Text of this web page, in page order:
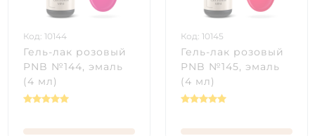
Код: 10144
Гель-лак розовый
PNB №144, эмаль
(4 мл)
Код: 10145
Гель-лак розовый
PNB №145, эмаль
(4 мл)